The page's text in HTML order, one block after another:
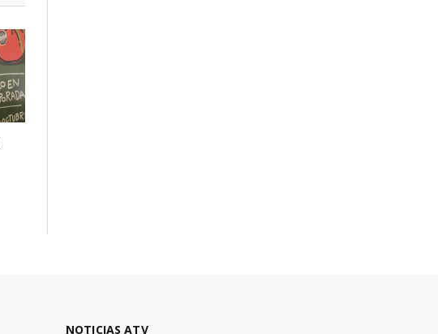
NOTICIAS ATV